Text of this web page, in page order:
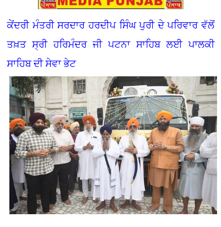
ਕੇਂਦਰੀ ਮੰਤਰੀ ਸਰਦਾਰ ਹਰਦੀਪ ਸਿੰਘ ਪੁਰੀ ਦੇ ਪਰਿਵਾਰ ਵੱਲੋਂ
ਤਖ਼ਤ ਸ੍ਰੀ ਹਰਿਮੰਦਰ ਜੀ ਪਟਨਾ ਸਾਹਿਬ ਲਈ ਪਾਲਕੀ
ਸਾਹਿਬ ਦੀ ਸੇਵਾ ਭੇਟ